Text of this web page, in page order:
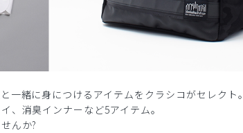
緒に身につけるアイテムをクラシコがセレクト。
、消臭インナーなど5アイテム。
んか?